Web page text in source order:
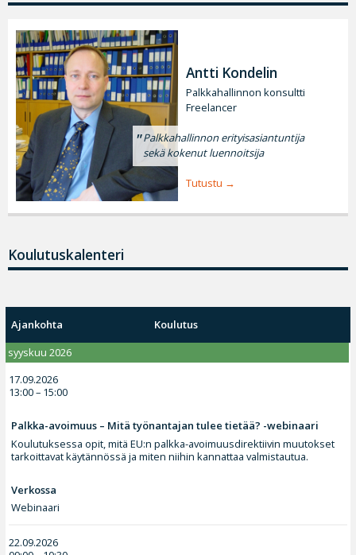
Antti Kondelin
Palkkahallinnon konsultti
Freelancer
Palkkahallinnon erityisasiantuntija
sekä kokenut luennoitsija
Tutustu
Koulutuskalenteri
Ajankohta
Koulutus
syyskuu 2026
17.09.2026
13:00 – 15:00
Palkka-avoimuus – Mitä työnantajan tulee tietää? -webinaari
Koulutuksessa opit, mitä EU:n palkka-avoimuusdirektiivin muutokset
tarkoittavat käytännössä ja miten niihin kannattaa valmistautua.
Verkossa
Webinaari
22.09.2026